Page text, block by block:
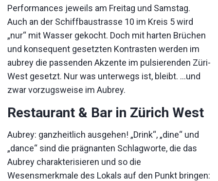
Performances jeweils am Freitag und Samstag.
Auch an der Schiffbaustrasse 10 im Kreis 5 wird
„nur“ mit Wasser gekocht. Doch mit harten Brüchen
und konsequent gesetzten Kontrasten werden im
aubrey die passenden Akzente im pulsierenden Züri-
West gesetzt. Nur was unterwegs ist, bleibt. …und
zwar vorzugsweise im Aubrey.
Restaurant & Bar in Zürich West
Aubrey: ganzheitlich ausgehen! „Drink“, „dine“ und
„dance“ sind die prägnanten Schlagworte, die das
Aubrey charakterisieren und so die
Wesensmerkmale des Lokals auf den Punkt bringen: